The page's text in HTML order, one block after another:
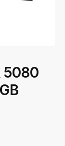
5080